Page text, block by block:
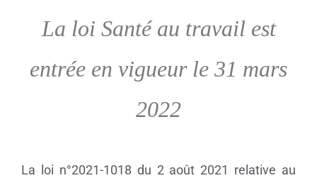
La loi Santé au travail est
entrée en vigueur le 31 mars
2022
La loi n°2021-1018 du 2 août 2021 relative au